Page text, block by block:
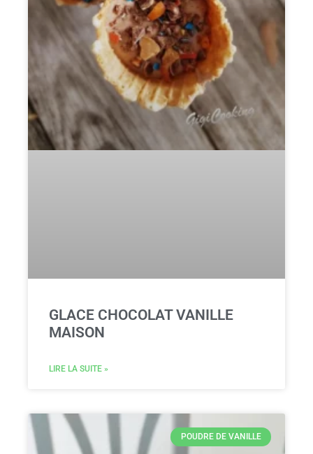
GLACE CHOCOLAT VANILLE
MAISON
LIRE LA SUITE »
POUDRE DE VANILLE